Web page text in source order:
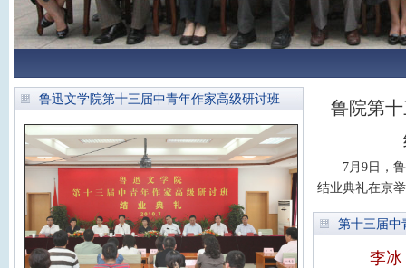
鲁迅文学院第十三届中青年作家高级研讨班
鲁院第
7月9日，
结业典礼在京
第十三届中
李冰